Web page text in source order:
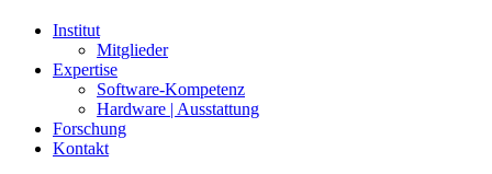
Institut
Mitglieder
Expertise
Software-Kompetenz
Hardware | Ausstattung
Forschung
Kontakt